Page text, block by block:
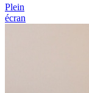
Plein
écran